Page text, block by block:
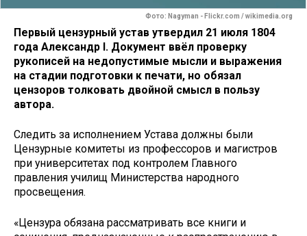
Фото: Nagyman - Flickr.com / wikimedia.org
Первый цензурный устав утвердил 21 июля 1804
года Александр I. Документ ввёл проверку
рукописей на недопустимые мысли и выражения
на стадии подготовки к печати, но обязал
цензоров толковать двойной смысл в пользу
автора.
Следить за исполнением Устава должны были
Цензурные комитеты из профессоров и магистров
при университетах под контролем Главного
правления училищ Министерства народного
просвещения.
«Цензура обязана рассматривать все книги и